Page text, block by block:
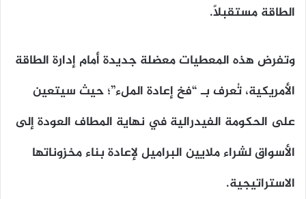
الطاقة مستقبلاً.
وتفرض هذه المعطيات معضلة جديدة أمام إدارة الطاقة
الأمريكية، تُعرف بـ “فخ إعادة الملء”؛ حيث سيتعين
على الحكومة الفيدرالية في نهاية المطاف العودة إلى
الأسواق لشراء ملايين البراميل لإعادة بناء مخزوناتها
الاستراتيجية.